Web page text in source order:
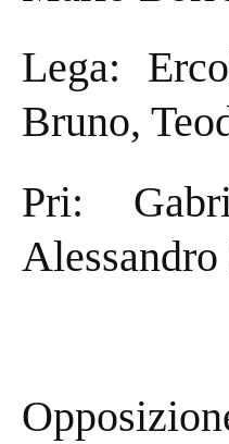
Lega:
Bruno,
Pri: